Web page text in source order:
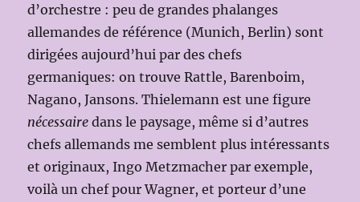
d’orchestre : peu de grandes phalanges
allemandes de référence (Munich, Berlin) sont
dirigées aujourd’hui par des chefs
germaniques: on trouve Rattle, Barenboim,
Nagano, Jansons. Thielemann est une figure
nécessaire dans le paysage, même si d’autres
chefs allemands me semblent plus intéressants
et originaux, Ingo Metzmacher par exemple,
voilà un chef pour Wagner, et porteur d’une